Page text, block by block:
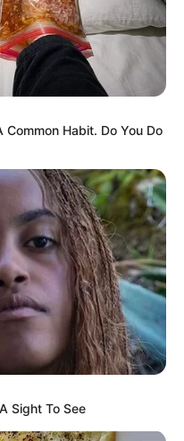
Habit. Do You Do
Sight To See